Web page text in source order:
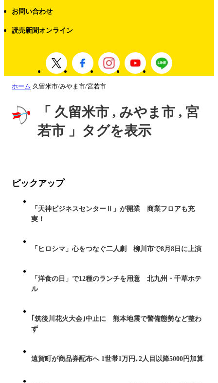
お問い合わせ
読売新聞オンライン
ホーム 久留米市/みやま市/宮若市
「 久留米市 , みやま市 , 宮
若市 」タグを表示
ピックアップ
「天神ビジネスセンターⅡ」が開業 商業フロアも充
実！
「ヒロシマ」心をつなぐ二人劇 柳川市で8月8日に上演
「洋食の日」で12種のランチを用意 北九州・千草ホテ
ル
｢筑後川花火大会｣中止に 熊本地震で警備態勢など整わ
ず
遠賀町が商品券配布へ 1世帯1万円､2人目以降5000円加算